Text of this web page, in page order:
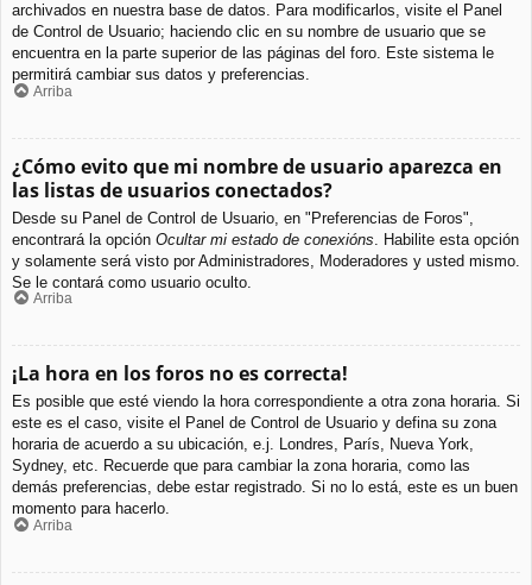
archivados en nuestra base de datos. Para modificarlos, visite el Panel
de Control de Usuario; haciendo clic en su nombre de usuario que se
encuentra en la parte superior de las páginas del foro. Este sistema le
permitirá cambiar sus datos y preferencias.
Arriba
¿Cómo evito que mi nombre de usuario aparezca en
las listas de usuarios conectados?
Desde su Panel de Control de Usuario, en "Preferencias de Foros",
encontrará la opción Ocultar mi estado de conexións . Habilite esta opción
y solamente será visto por Administradores, Moderadores y usted mismo.
Se le contará como usuario oculto.
Arriba
¡La hora en los foros no es correcta!
Es posible que esté viendo la hora correspondiente a otra zona horaria. Si
este es el caso, visite el Panel de Control de Usuario y defina su zona
horaria de acuerdo a su ubicación, e.j. Londres, París, Nueva York,
Sydney, etc. Recuerde que para cambiar la zona horaria, como las
demás preferencias, debe estar registrado. Si no lo está, este es un buen
momento para hacerlo.
Arriba